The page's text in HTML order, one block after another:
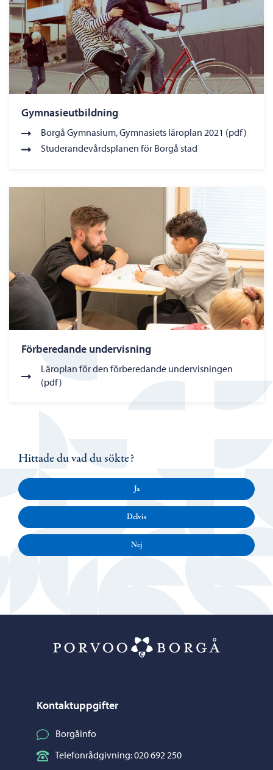
Gymnasieutbildning
Borgå Gymnasium, Gymnasiets läroplan 2021 (pdf)
Studerandevårdsplanen för Borgå stad
Förberedande undervisning
Läroplan för den förberedande undervisningen
(pdf)
Hittade du vad du sökte?
Ja
Delvis
Nej
Kontaktuppgifter
Borgåinfo
Telefonrådgivning: 020 692 250